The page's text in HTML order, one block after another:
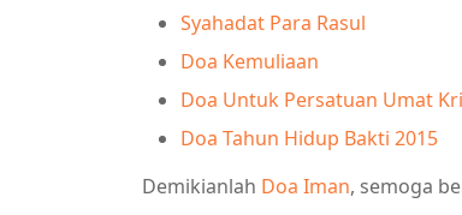
Syahadat Para Rasul
Doa Kemuliaan
Doa Untuk Persatuan Umat
Doa Tahun Hidup Bakti 2015
Demikianlah Doa Iman, semoga